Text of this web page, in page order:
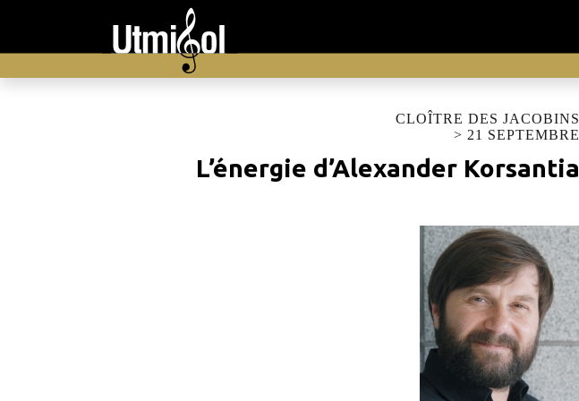
CLOÎTRE DES JACOBINS
> 21 SEPTEMBRE
L’énergie d’Alexander Korsantia